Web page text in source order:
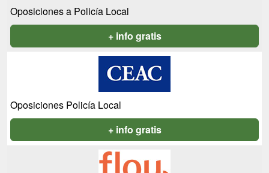
Oposiciones a Policía Local
+ info gratis
Oposiciones Policía Local
+ info gratis